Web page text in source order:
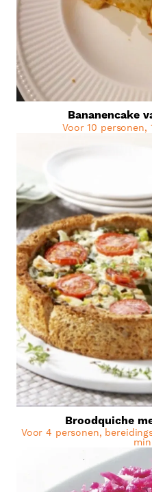
Bananencake
Voor 10 personen,
Broodquiche
Voor 4 personen,